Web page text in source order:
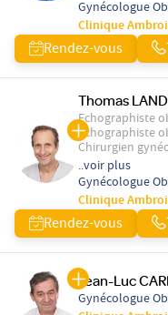
Gynécologue
Clinique
Rendez-vous
Thomas
Echographiste
Echographiste
Chirurgien
..voir plus
Gynécologue
Clinique
Rendez-vous
Jean-Luc
Gynécologue